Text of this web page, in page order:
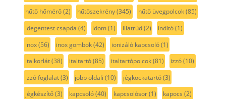
hűtő hőmérő(2) hűtőszekrény(345) hűtő üvegpolcok(85)
idegentest csapda (4) idom(1) illatrúd(2) indító(1)
inox(56) inox gombok(42) ionizáló kapcsoló(1)
italkorlát(38) italtartó(85) italtartópolcok(81) izzó(10)
izzó foglalat(3) jobb oldali (10) jégkockatartó(3)
jégkészítő(3) kapcsoló(40) kapcsolósor(1) kapocs (2)